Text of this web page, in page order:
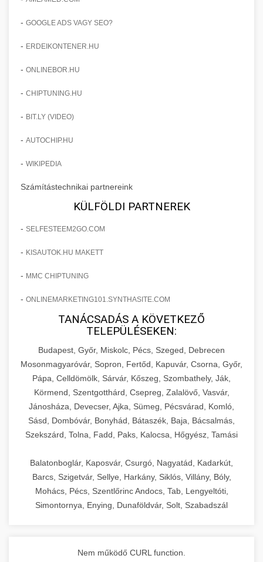
- GOOGLE ADS VAGY SEO?
- ERDEIKONTENER.HU
- ONLINEBOR.HU
- CHIPTUNING.HU
- BIT.LY (VIDEO)
- AUTOCHIP.HU
- WIKIPEDIA
Számítástechnikai partnereink
KÜLFÖLDI PARTNEREK
- SELFESTEEM2GO.COM
- KISAUTOK.HU MAKETT
- MMC CHIPTUNING
- ONLINEMARKETING101.SYNTHASITE.COM
TANÁCSADÁS A KÖVETKEZŐ
TELEPÜLÉSEKEN:
Budapest, Győr, Miskolc, Pécs, Szeged, Debrecen
Mosonmagyaróvár, Sopron, Fertőd, Kapuvár, Csorna, Győr,
Pápa, Celldömölk, Sárvár, Kőszeg, Szombathely, Ják,
Körmend, Szentgotthárd, Csepreg, Zalalövő, Vasvár,
Jánosháza, Devecser, Ajka, Sümeg, Pécsvárad, Komló,
Sásd, Dombóvár, Bonyhád, Bátaszék, Baja, Bácsalmás,
Szekszárd, Tolna, Fadd, Paks, Kalocsa, Hőgyész, Tamási
Balatonboglár, Kaposvár, Csurgó, Nagyatád, Kadarkút,
Barcs, Szigetvár, Sellye, Harkány, Siklós, Villány, Bóly,
Mohács, Pécs, Szentlőrinc Andocs, Tab, Lengyeltóti,
Simontornya, Enying, Dunaföldvár, Solt, Szabadszál
Nem működő CURL function.